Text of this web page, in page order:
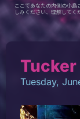
ここであなたの内側の小島
しみください、理解してく
Tucker
Tuesday,